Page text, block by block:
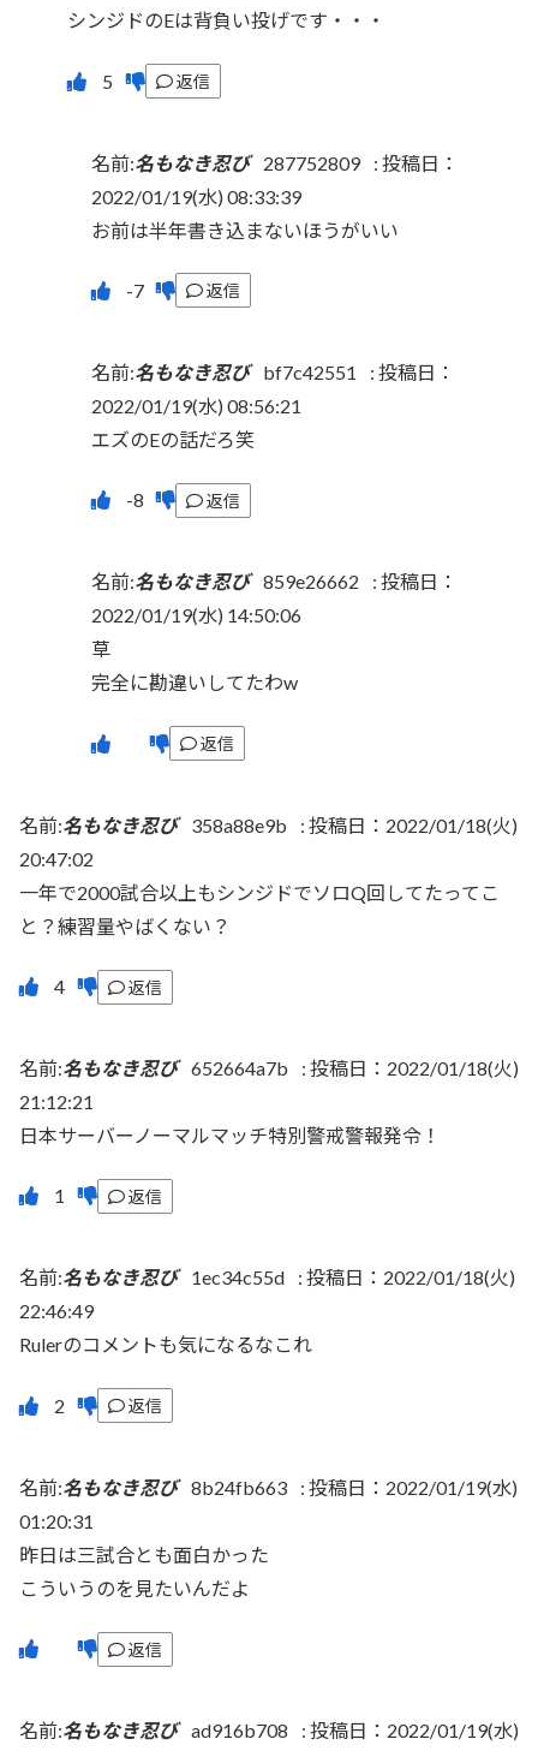
シンジドのEは背負い投げです・・・
返信
名前:名もなき忍び 287752809 : 投稿日：
2022/01/19(水) 08:33:39
お前は半年書き込まないほうがいい
返信
名前:名もなき忍び bf7c42551 : 投稿日：
2022/01/19(水) 08:56:21
エズのEの話だろ笑
返信
名前:名もなき忍び 859e26662 : 投稿日：
2022/01/19(水) 14:50:06
草
完全に勘違いしてたわw
返信
名前:名もなき忍び 358a88e9b : 投稿日：2022/01/18(火)
20:47:02
一年で2000試合以上もシンジドでソロQ回してたってこ
と？練習量やばくない？
返信
名前:名もなき忍び 652664a7b : 投稿日：2022/01/18(火)
21:12:21
日本サーバーノーマルマッチ特別警戒警報発令！
返信
名前:名もなき忍び 1ec34c55d : 投稿日：2022/01/18(火)
22:46:49
Rulerのコメントも気になるなこれ
返信
名前:名もなき忍び 8b24fb663 : 投稿日：2022/01/19(水)
01:20:31
昨日は三試合とも面白かった
こういうのを見たいんだよ
返信
名前:名もなき忍び ad916b708 : 投稿日：2022/01/19(水)